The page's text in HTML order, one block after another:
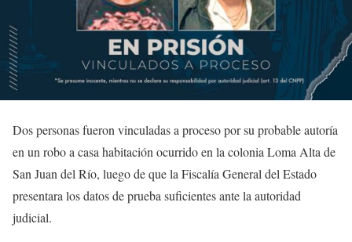
Dos personas fueron vinculadas a proceso por su probable autoría
en un robo a casa habitación ocurrido en la colonia Loma Alta de
San Juan del Río, luego de que la Fiscalía General del Estado
presentara los datos de prueba suficientes ante la autoridad
judicial.